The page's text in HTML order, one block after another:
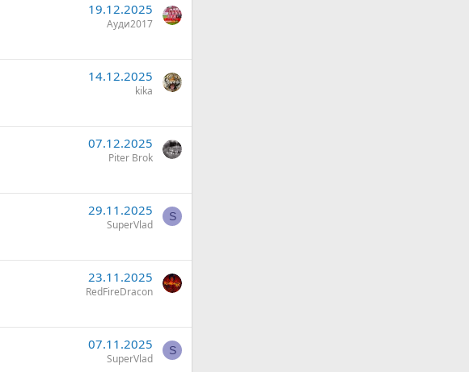
19.12.2025
Ауди2017
14.12.2025
kika
07.12.2025
Piter Brok
29.11.2025
SuperVlad
S
23.11.2025
RedFireDracon
07.11.2025
SuperVlad
S